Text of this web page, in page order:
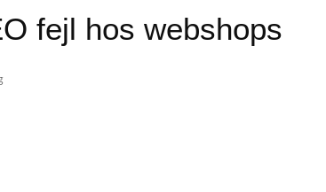
fejl hos webshops